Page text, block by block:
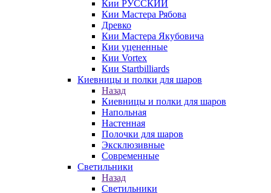
Кии РУССКИЙ
Кии Мастера Рябова
Древко
Кии Мастера Якубовича
Кии уцененные
Кии Vortex
Кии Startbilliards
Киевницы и полки для шаров
Назад
Киевницы и полки для шаров
Напольная
Настенная
Полочки для шаров
Эксклюзивные
Современные
Светильники
Назад
Светильники